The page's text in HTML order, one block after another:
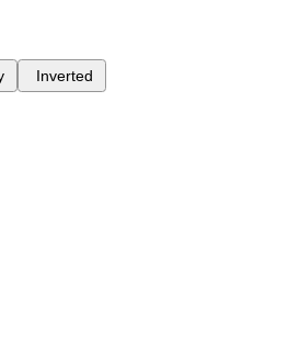
Inverted